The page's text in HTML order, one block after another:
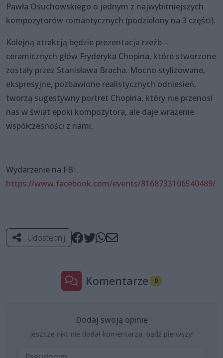
Pawła Osuchowskiego o jednym z najwybitniejszych
kompozytorów romantycznych (podzielony na 3 części).
Kolejną atrakcją będzie prezentacja rzeźb –
ceramicznych głów Fryderyka Chopina, które stworzone
zostały przez Stanisława Bracha. Mocno stylizowane,
ekspresyjne, pozbawione realistycznych odniesień,
tworzą sugestywny portret Chopina, który nie przenosi
nas w świat epoki kompozytora, ale daje wrażenie
współczesności z nami.
Wydarzenie na FB:
https://www.facebook.com/events/8168733106540489/
Udostępnij
Komentarze 0
Dodaj swoją opinię
Jeszcze nikt nie dodał komentarza, bądź pierwszy!